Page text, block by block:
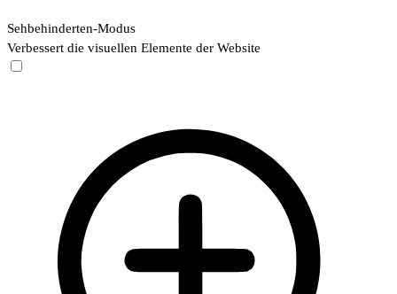
Sehbehinderten-Modus
Verbessert die visuellen Elemente der Website